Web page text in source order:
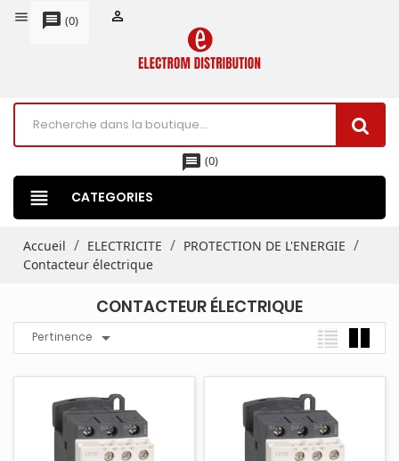
 message (0) 
message (0)
view_headline CATEGORIES
Accueil ELECTRICITE
PROTECTION DE L'ENERGIE
Contacteur électrique
CONTACTEUR ÉLECTRIQUE
Pertinence 